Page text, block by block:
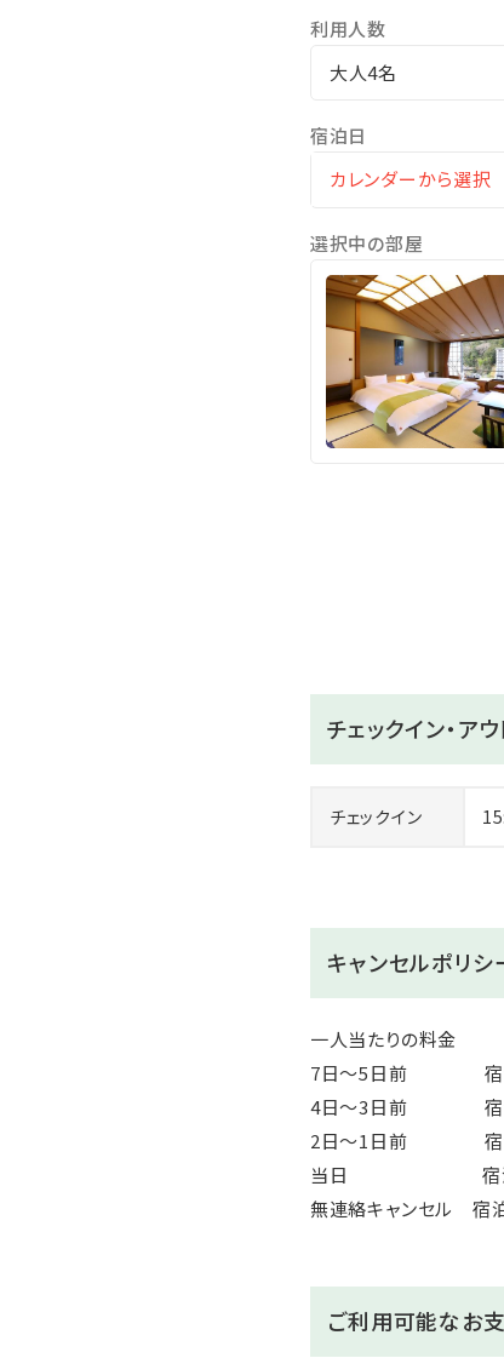
「富士山牛の陶板焼き
※消費税込 1名様より
※お申込みの際は当
和洋バイキング
＜大浴場＞
営業時間 15時～24
趣の異なる7種の貸切
【お子様料金の改定
4歳～6歳未就学児：大
3歳：施設使用料2,200
※お申し込みは（食事・
利用人数
大人4名
宿泊日
選択中の部屋
チェックイン・アウ
チェックイン
キャンセルポリシ
一人当たりの料金
7日～5日前 宿泊
4日～3日前 宿泊
2日～1日前 宿泊
当日 宿泊料
無連絡キャンセル 宿
ご利用可能なお